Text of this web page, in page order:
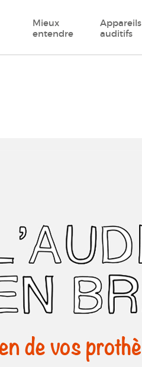
Mieux
entendre
Appareils
auditifs